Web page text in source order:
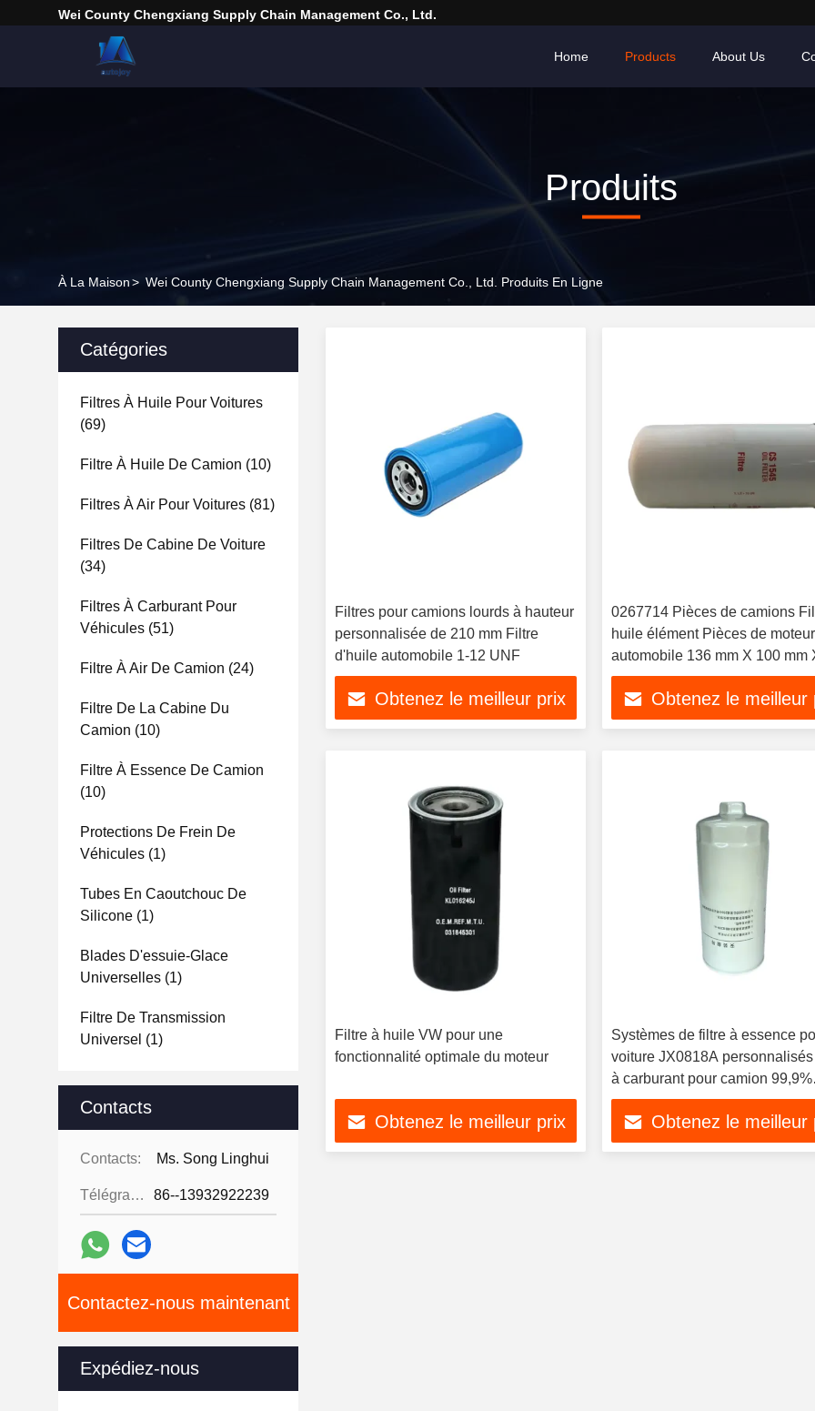
Wei County Chengxiang Supply Chain Management Co., Ltd.
Home Products About Us
Produits
À La Maison> Wei County Chengxiang Supply Chain Management Co., Ltd. Produits En Ligne
Catégories
Filtres À Huile Pour Voitures
(69)
Filtre À Huile De Camion (10)
Filtres À Air Pour Voitures (81)
Filtres De Cabine De Voiture
(34)
Filtres À Carburant Pour
Véhicules (51)
Filtre À Air De Camion (24)
Filtre De La Cabine Du
Camion (10)
Filtre À Essence De Camion
(10)
Protections De Frein De
Véhicules (1)
Tubes En Caoutchouc De
Silicone (1)
Blades D'essuie-Glace
Universelles (1)
Filtre De Transmission
Universel (1)
Contacts
Contacts: Ms. Song Linghui
Télégramme: 86--13932922239
Contactez-nous maintenant
Expédiez-nous
Filtres pour camions lourds à hauteur
personnalisée de 210 mm Filtre
d'huile automobile 1-12 UNF
Obtenez le meilleur prix
0267714 Pièces de camions
huile élément Pièces de moteur
automobile 136 mm X 100 mm
mm
Obtenez le meilleur
Filtre à huile VW pour une
fonctionnalité optimale du moteur
Obtenez le meilleur prix
Systèmes de filtre à essence
voiture JX0818A
à carburant pour camion 99,9%
d'efficacité
Obtenez le meilleur